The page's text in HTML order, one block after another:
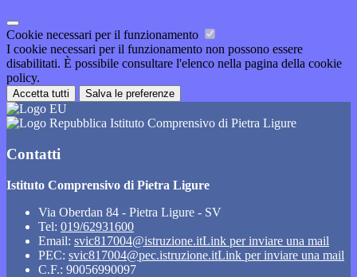
Cookie necessari per il funzionamento
I cookie necessari per il funzionamento non possono essere
disabilitati. È possibile consultare l'elenco nella pagina della cookie
policy.
Accetta tutti Salva le preferenze
Istituto Comprensivo di Pietra Ligure
Contatti
Istituto Comprensivo di Pietra Ligure
Via Oberdan 84 - Pietra Ligure - SV
Tel: 019/62931600
Email: svic817004@istruzione.itLink per inviare una mail
PEC: svic817004@pec.istruzione.itLink per inviare una mail
C.F.: 90056990097